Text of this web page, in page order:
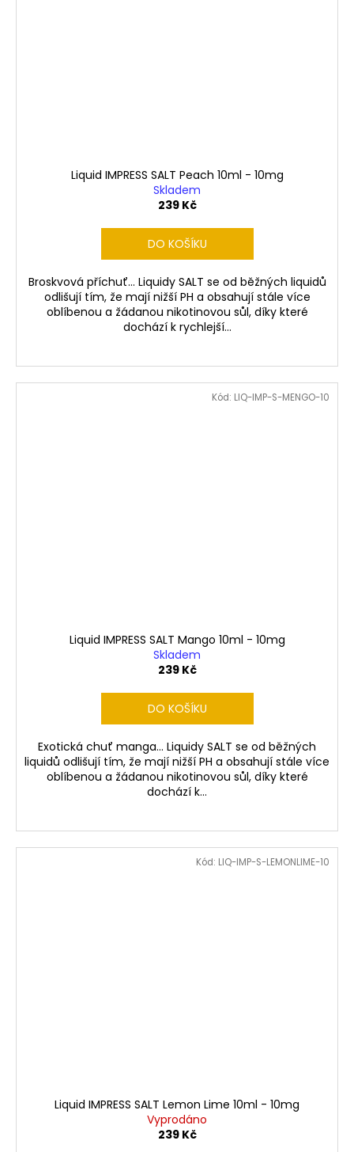
Liquid IMPRESS SALT Peach 10ml - 10mg
Skladem
239 Kč
DO KOŠÍKU
Broskvová příchuť... Liquidy SALT se od běžných liquidů
odlišují tím, že mají nižší PH a obsahují stále více
oblíbenou a žádanou nikotinovou sůl, díky které
dochází k rychlejší...
Liquid IMPRESS SALT Mango 10ml - 10mg
Skladem
239 Kč
DO KOŠÍKU
Exotická chuť manga... Liquidy SALT se od běžných
liquidů odlišují tím, že mají nižší PH a obsahují stále více
oblíbenou a žádanou nikotinovou sůl, díky které
dochází k...
Kód: LIQ-IMP-S-MENGO-10
Liquid IMPRESS SALT Lemon Lime 10ml - 10mg
Vyprodáno
239 Kč
Kód: LIQ-IMP-S-LEMONLIME-10